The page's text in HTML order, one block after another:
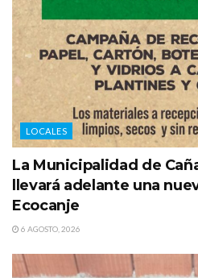
LOCALES
La Municipalidad de
llevará adelante una
Ecocanje
6 AGOSTO, 2026